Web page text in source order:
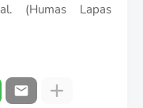
(Humas Lapas